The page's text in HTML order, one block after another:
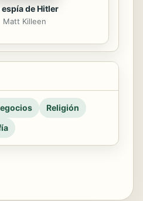
espía de Hitler
Matt Killeen
Religión